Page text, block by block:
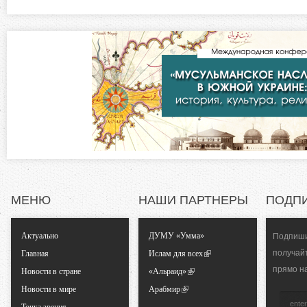
а
ь
н
я
МЕНЮ
Актуально
Главная
Новости в стране
Новости в мире
НАШИ ПАРТНЕРЫ
ДУМУ «Умма»
Ислам для всех
«Альраид»
Арабмир
прямо